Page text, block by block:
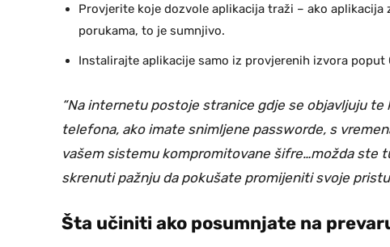
Provjerite koje dozvole aplikacija traži – ako
porukama, to je sumnjivo.
Instalirajte aplikacije samo iz provjerenih izvora poput
“Na internetu postoje stranice gdje se objavljuju
telefona, ako imate snimljene passworde, s
vašem sistemu kompromitovane šifre…možda ste
skrenuti pažnju da pokušate promijeniti svoje
Šta učiniti ako posumnjate na